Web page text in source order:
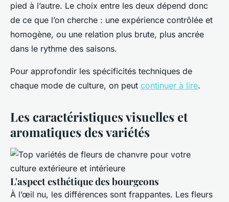
pied à l’autre. Le choix entre les deux dépend donc
de ce que l’on cherche : une expérience contrôlée et
homogène, ou une relation plus brute, plus ancrée
dans le rythme des saisons.
Pour approfondir les spécificités techniques de
chaque mode de culture, on peut continuer à lire.
Les caractéristiques visuelles et
aromatiques des variétés
L'aspect esthétique des bourgeons
À l’œil nu, les différences sont frappantes. Les fleurs